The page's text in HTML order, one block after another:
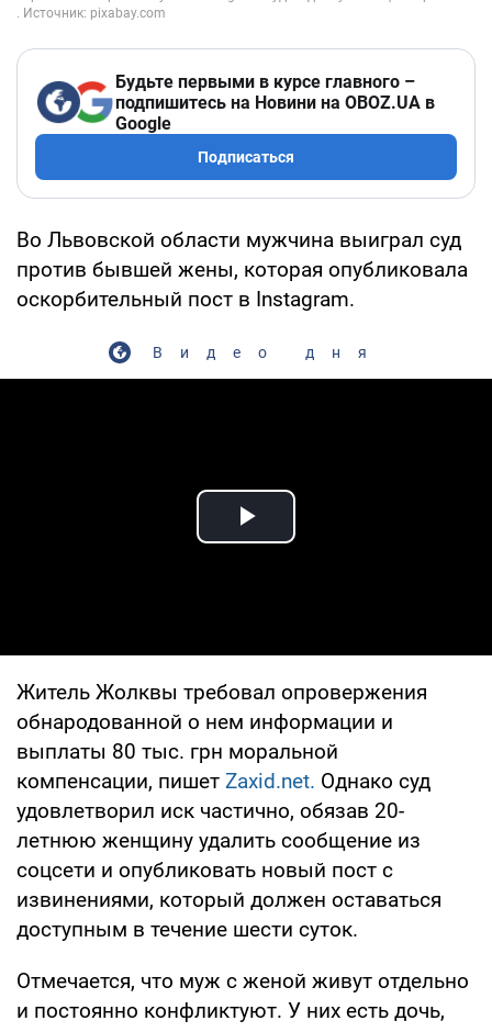
Будьте первыми в курсе главного –
подпишитесь на Новини на OBOZ.UA в
Google
Подписаться
Во Львовской области мужчина выиграл суд
против бывшей жены, которая опубликовала
оскорбительный пост в Instagram.
Видео дня
Play Video
Житель Жолквы требовал опровержения
обнародованной о нем информации и
выплаты 80 тыс. грн моральной
компенсации, пишет Zaxid.net. Однако суд
удовлетворил иск частично, обязав 20-
летнюю женщину удалить сообщение из
соцсети и опубликовать новый пост с
извинениями, который должен оставаться
доступным в течение шести суток.
Отмечается, что муж с женой живут отдельно
и постоянно конфликтуют. У них есть дочь,